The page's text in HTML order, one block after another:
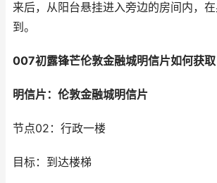
来后，从阳台悬挂进入旁边的房间内，
到。
007初露锋芒伦敦金融城明信片如何获取
明信片：伦敦金融城明信片
节点02：行政一楼
目标：到达楼梯